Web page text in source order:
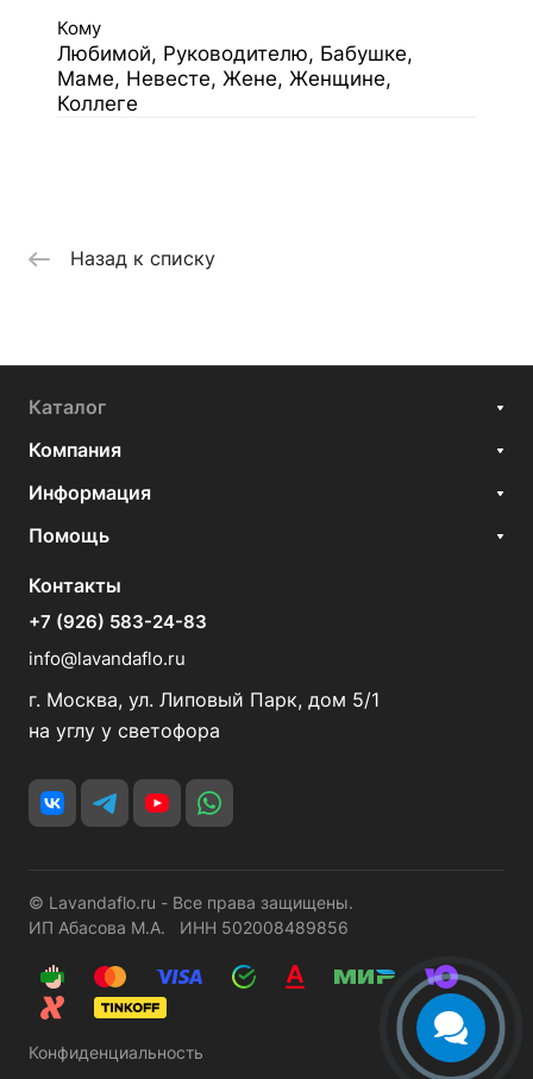
Кому
Любимой, Руководителю, Бабушке,
Маме, Невесте, Жене, Женщине,
Коллеге
Назад к списку
Каталог
Компания
Информация
Помощь
Контакты
+7 (926) 583-24-83
info@lavandaflo.ru
г. Москва, ул. Липовый Парк, дом 5/1
на углу у светофора
© Lavandaflo.ru - Все права защищены.
ИП Абасова М.А. ИНН 502008489856
Конфиденциальность